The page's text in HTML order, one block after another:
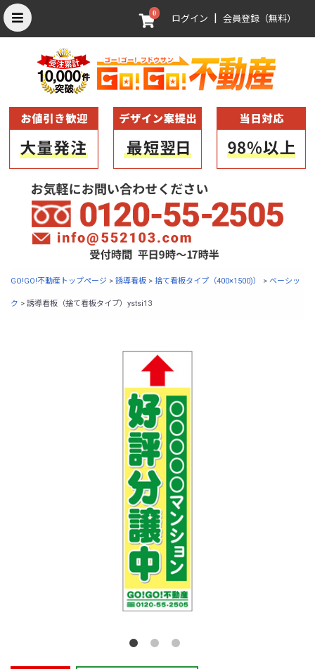
0
ログイン |会員登録（無料）
GO!GO!不動産トップページ > 誘導看板 > 捨て看板タイプ（400×1500)） > ベーシッ
ク > 誘導看板（捨て看板タイプ）ystsi13